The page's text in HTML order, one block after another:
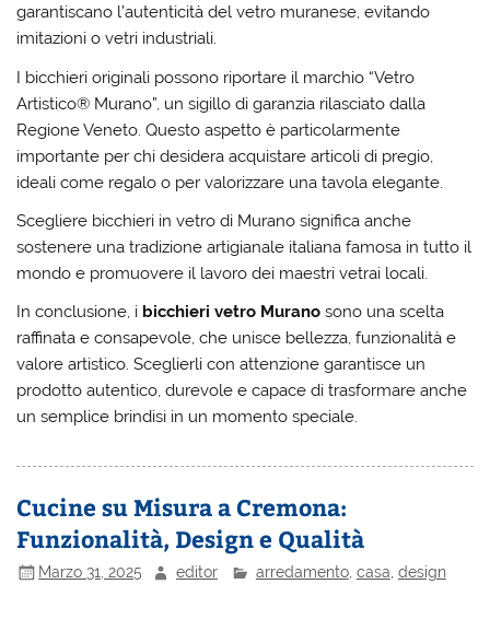
garantiscano l’autenticità del vetro muranese, evitando
imitazioni o vetri industriali.
I bicchieri originali possono riportare il marchio “Vetro
Artistico® Murano”, un sigillo di garanzia rilasciato dalla
Regione Veneto. Questo aspetto è particolarmente
importante per chi desidera acquistare articoli di pregio,
ideali come regalo o per valorizzare una tavola elegante.
Scegliere bicchieri in vetro di Murano significa anche
sostenere una tradizione artigianale italiana famosa in tutto il
mondo e promuovere il lavoro dei maestri vetrai locali.
In conclusione, i bicchieri vetro Murano sono una scelta
raffinata e consapevole, che unisce bellezza, funzionalità e
valore artistico. Sceglierli con attenzione garantisce un
prodotto autentico, durevole e capace di trasformare anche
un semplice brindisi in un momento speciale.
Cucine su Misura a Cremona:
Funzionalità, Design e Qualità
Marzo 31, 2025 editor arredamento, casa design